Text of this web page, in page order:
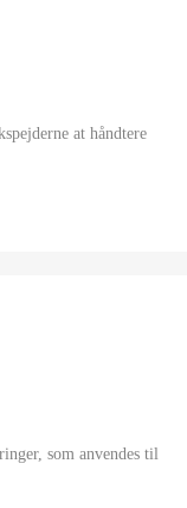
at håndtere
som anvendes til